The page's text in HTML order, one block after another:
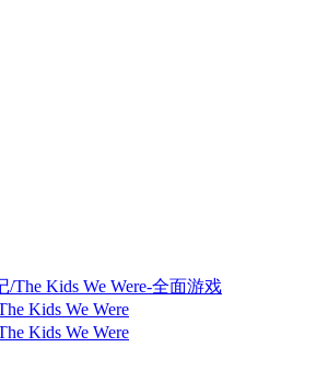
Kids We Were
Kids We Were